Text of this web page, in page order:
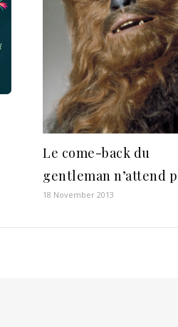
Le come-back du
gentleman n’attend
18 November 2013